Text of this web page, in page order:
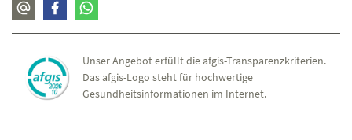
Unser Angebot erfüllt die afgis-Transparenzkriterien.
Das afgis-Logo steht für hochwertige
Gesundheitsinformationen im Internet.